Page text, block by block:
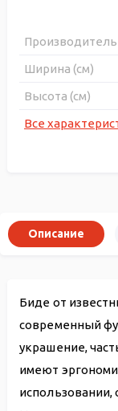
Производитель
Ширина (см)
Высота (см)
Все
Описание
Биде от
современный
украшение,
имеют